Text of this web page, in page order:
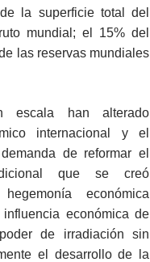
la superficie total del
mundial; el 15% del
las reservas mundiales
escala han alterado
internacional y el
de reformar el
que se creó
económica
económica de
de irradiación sin
el desarrollo de la